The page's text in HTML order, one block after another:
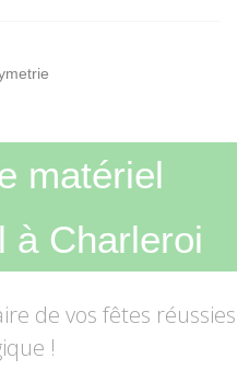
matériel
à Charleroi
de vos fêtes réussies
!